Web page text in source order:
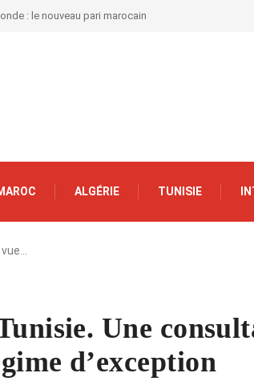
: le nouveau pari marocain
ALGÉRIE TUNISIE
Une
d’exception